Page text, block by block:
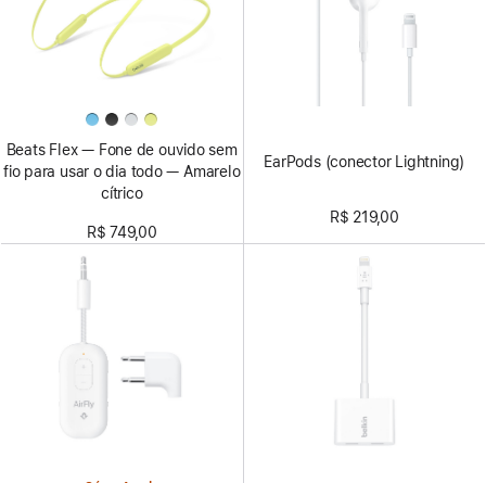
Beats Flex — Fone de ouvido sem
fio para usar o dia todo — Amarelo
cítrico
R$ 749,00
EarPods (conector Lightning)
R$ 219,00